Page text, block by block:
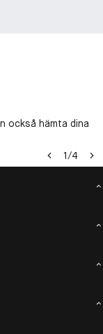
också hämta dina
1/4